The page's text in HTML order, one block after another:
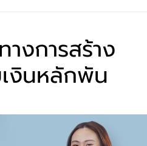
งการสร้าง
งินหลักพัน